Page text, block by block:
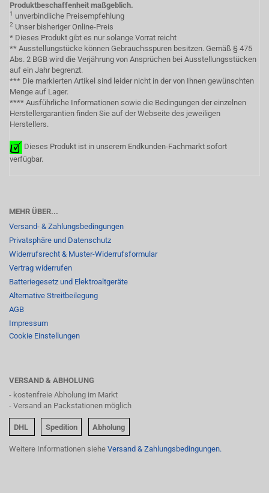
Produktbeschaffenheit maßgeblich.
1 unverbindliche Preisempfehlung
2 Unser bisheriger Online-Preis
* Dieses Produkt gibt es nur solange Vorrat reicht
** Ausstellungstücke können Gebrauchsspuren besitzen. Gemäß § 475
Abs. 2 BGB wird die Verjährung von Ansprüchen bei Ausstellungsstücken
auf ein Jahr begrenzt.
*** Die markierten Artikel sind leider nicht in der von Ihnen gewünschten
Menge auf Lager.
**** Ausführliche Informationen sowie die Bedingungen der einzelnen
Herstellergarantien finden Sie auf der Webseite des jeweiligen
Herstellers.
Dieses Produkt ist in unserem Endkunden-Fachmarkt sofort
verfügbar.
MEHR ÜBER...
Versand- & Zahlungsbedingungen
Privatsphäre und Datenschutz
Widerrufsrecht & Muster-Widerrufsformular
Vertrag widerrufen
Batteriegesetz und Elektroaltgeräte
Alternative Streitbeilegung
AGB
Impressum
Cookie Einstellungen
VERSAND & ABHOLUNG
- kostenfreie Abholung im Markt
- Versand an Packstationen möglich
DHL Spedition Abholung
Weitere Informationen siehe Versand & Zahlungsbedingungen.